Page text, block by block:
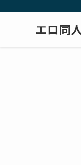
エロ同